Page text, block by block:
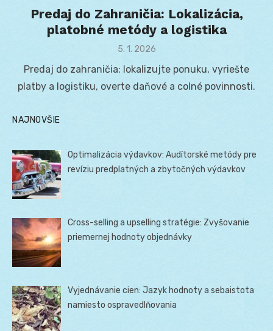
Predaj do Zahraničia: Lokalizácia,
platobné metódy a logistika
Posted
5. 1. 2026
Predaj do zahraničia: lokalizujte ponuku, vyriešte
platby a logistiku, overte daňové a colné povinnosti.
NAJNOVŠIE
Optimalizácia výdavkov: Audítorské metódy pre
revíziu predplatných a zbytočných výdavkov
Cross-selling a upselling stratégie: Zvyšovanie
priemernej hodnoty objednávky
Vyjednávanie cien: Jazyk hodnoty a sebaistota
namiesto ospravedlňovania